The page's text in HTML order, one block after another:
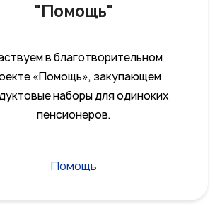
"Помощь"
в благотворительном
«Помощь», закупающем
наборы для одиноких
пенсионеров.
Помощь